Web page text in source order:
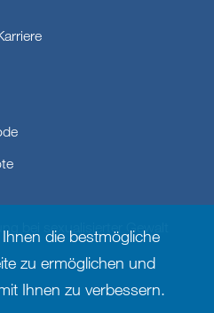
die bestmögliche
zu ermöglichen und
Ihnen zu verbessern.